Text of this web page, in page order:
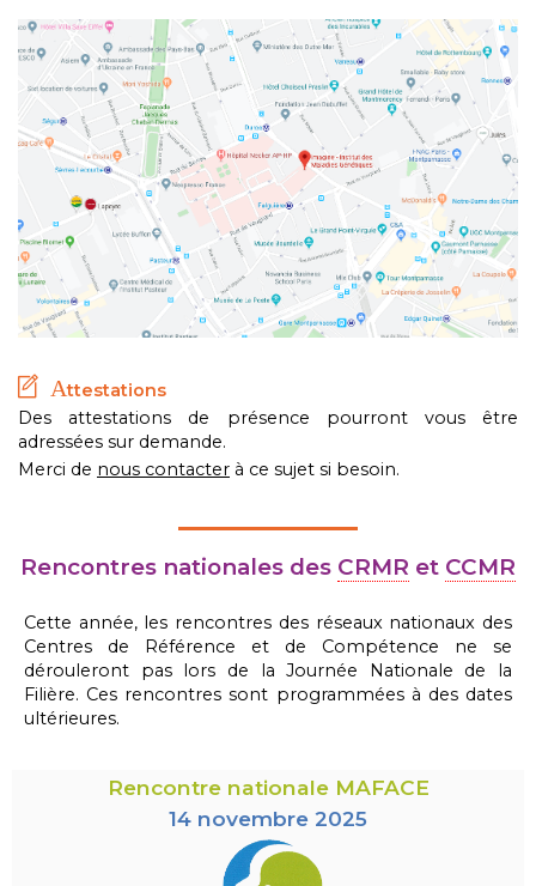
Attestations
Des attestations de présence pourront vous être
adressées sur demande.
Merci de nous contacter à ce sujet si besoin.
Rencontres nationales des CRMR et CCMR
Cette année, les rencontres des réseaux nationaux des
Centres de Référence et de Compétence ne se
dérouleront pas lors de la Journée Nationale de la
Filière. Ces rencontres sont programmées à des dates
ultérieures.
Rencontre nationale MAFACE
14 novembre 2025